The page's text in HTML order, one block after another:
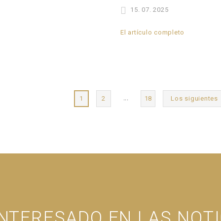
15. 07. 2025
El artículo completo
1 2 18 Los siguientes